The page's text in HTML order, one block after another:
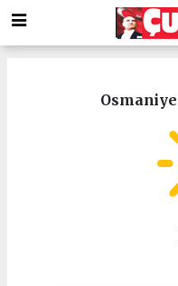
Osmaniye